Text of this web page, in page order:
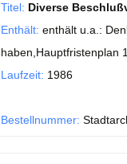
Titel: Diverse
Enthält: enthält u.a.:
haben,Hauptfristenplan
Laufzeit: 1986
Bestellnummer: